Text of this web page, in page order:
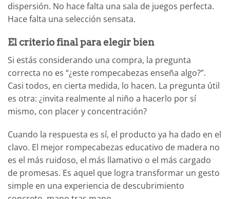
dispersión. No hace falta una sala de juegos perfecta.
Hace falta una selección sensata.
El criterio final para elegir bien
Si estás considerando una compra, la pregunta
correcta no es “¿este rompecabezas enseña algo?”.
Casi todos, en cierta medida, lo hacen. La pregunta útil
es otra: ¿invita realmente al niño a hacerlo por sí
mismo, con placer y concentración?
Cuando la respuesta es sí, el producto ya ha dado en el
clavo. El mejor rompecabezas educativo de madera no
es el más ruidoso, el más llamativo o el más cargado
de promesas. Es aquel que logra transformar un gesto
simple en una experiencia de descubrimiento